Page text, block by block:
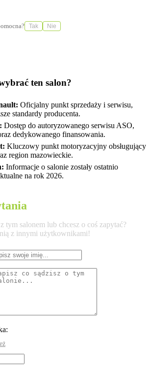
Tak Nie
ten salon?
Oficjalny punkt sprzedaży i serwisu,
standardy producenta.
Dostęp do autoryzowanego serwisu ASO,
dedykowanego finansowania.
Kluczowy punkt motoryzacyjny obsługujący
region mazowieckie.
Informacje o salonie zostały ostatnio
na rok 2026.
tym salonem lub chcesz o coś zapytać?
z innymi użytkownikami!